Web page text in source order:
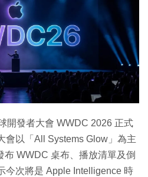
開發者大會 WWDC 2026 正式
會以「All Systems Glow」為主
WWDC 桌布、播放清單及倒
今次將是 Apple Intelligence 時